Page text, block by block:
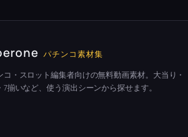
パチンコ素材集
コ・スロット編集者向けの無料動画素材。大当り・
7揃いなど、使う演出シーンから探せます。